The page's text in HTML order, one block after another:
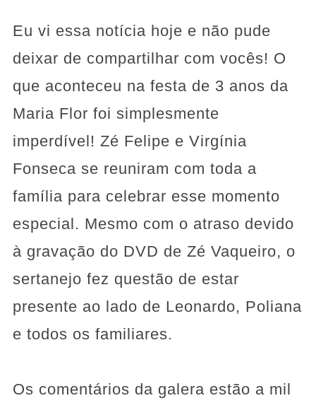
Eu vi essa notícia hoje e não pude
deixar de compartilhar com vocês! O
que aconteceu na festa de 3 anos da
Maria Flor foi simplesmente
imperdível! Zé Felipe e Virgínia
Fonseca se reuniram com toda a
família para celebrar esse momento
especial. Mesmo com o atraso devido
à gravação do DVD de Zé Vaqueiro, o
sertanejo fez questão de estar
presente ao lado de Leonardo, Poliana
e todos os familiares.
Os comentários da galera estão a mil